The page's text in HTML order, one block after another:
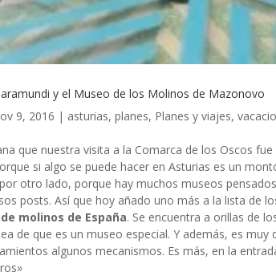
y el Museo de los Molinos de Mazonovo
9, 2016 | asturias, planes, Planes y viajes,
que nuestra visita a la Comarca de los Oscos
si algo se puede hacer en Asturias es un
otro lado, porque hay muchos museos
posts. Así que hoy añado uno más a la lista de
molinos de España. Se encuentra a orillas de
de que es un museo especial. Y además, es
algunos mecanismos. Es más, en la